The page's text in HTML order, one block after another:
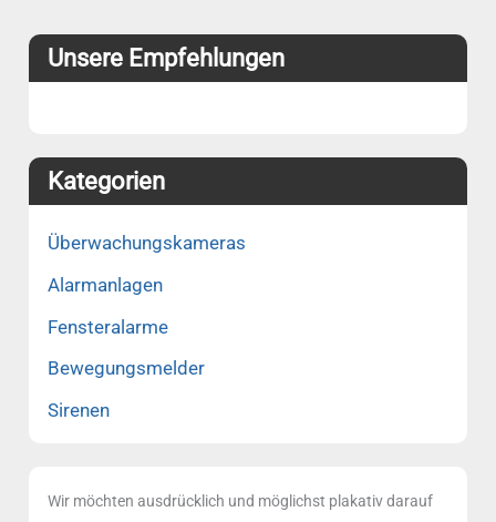
Unsere Empfehlungen
Kategorien
Überwachungskameras
Alarmanlagen
Fensteralarme
Bewegungsmelder
Sirenen
Wir möchten ausdrücklich und möglichst plakativ darauf